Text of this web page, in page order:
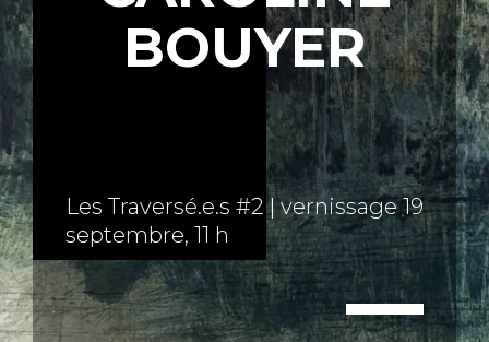
BOUYER
Les Traversé.e.s #2 | vernissage 19
septembre, 11 h